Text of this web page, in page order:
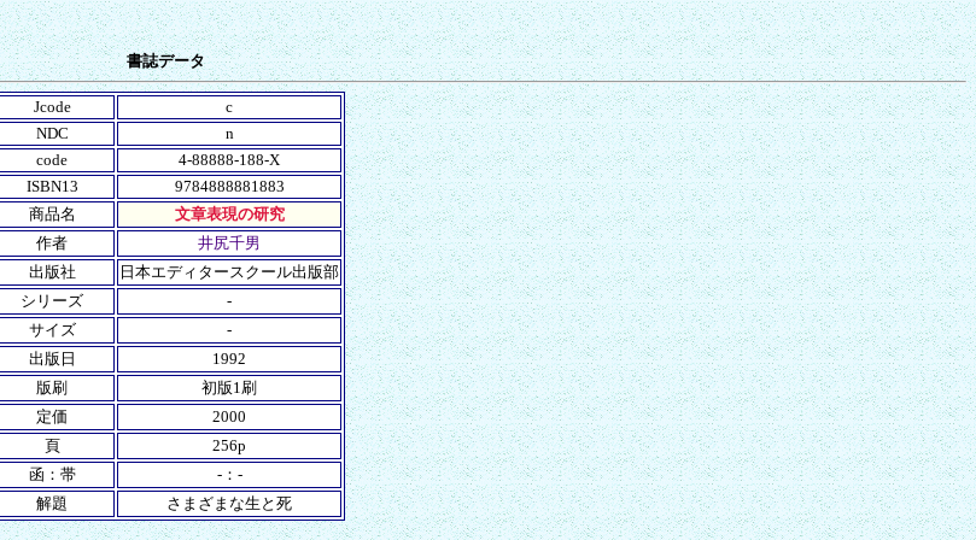
書誌データ
Jcode
c
NDC
n
code
4-88888-188-X
ISBN13
9784888881883
商品名
文章表現の研究
作者
井尻千男
出版社
日本エディタースクール出版部
シリーズ
-
サイズ
-
出版日
1992
版刷
初版1刷
定価
2000
頁
256p
函：帯
-：-
解題
さまざまな生と死